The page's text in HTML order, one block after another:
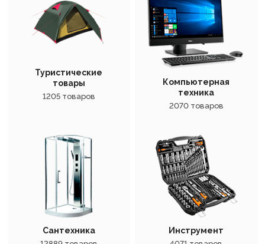
Туристические
товары
1205 товаров
Компьютерная
техника
2070 товаров
Сантехника Инструмент